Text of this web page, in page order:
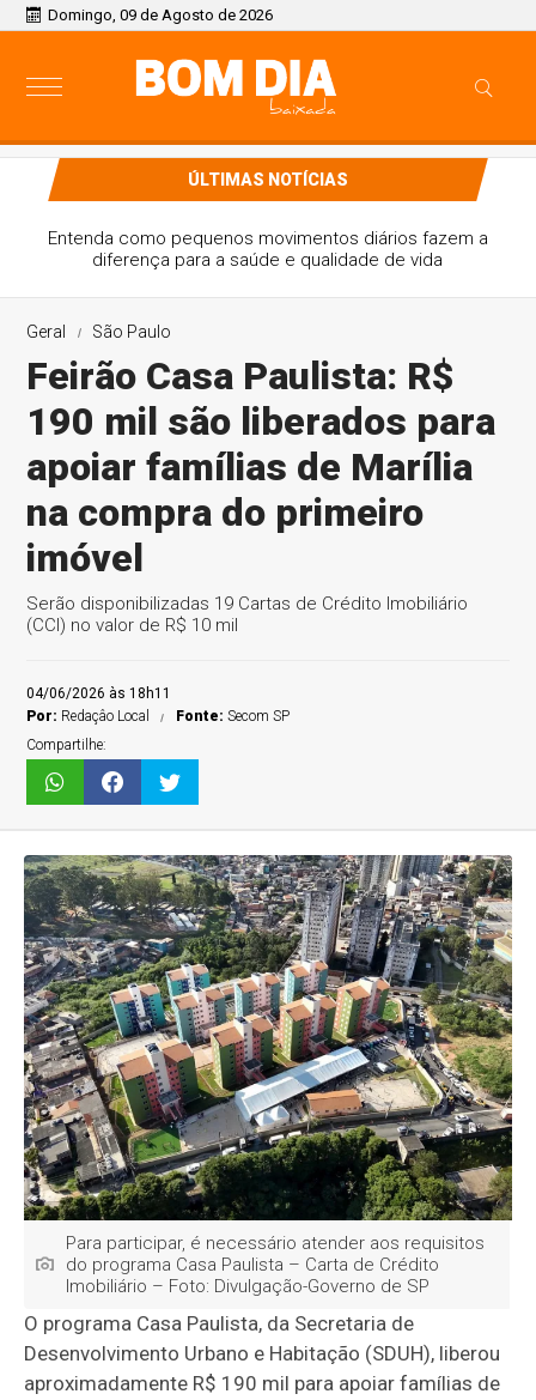
Domingo, 09 de Agosto de 2026
ÚLTIMAS NOTÍCIAS
Jovens negros do Rio e da Bahia recebem bolsa para
estudar no exterior
Geral São Paulo
Feirão Casa Paulista: R$
190 mil são liberados para
apoiar famílias de Marília
na compra do primeiro
imóvel
Serão disponibilizadas 19 Cartas de Crédito Imobiliário
(CCI) no valor de R$ 10 mil
04/06/2026 às 18h11
Por: Redaçâo Local Fonte:Secom SP
Compartilhe:
Para participar, é necessário atender aos requisitos
do programa Casa Paulista – Carta de Crédito
Imobiliário – Foto: Divulgação-Governo de SP
O programa Casa Paulista, da Secretaria de
Desenvolvimento Urbano e Habitação (SDUH), liberou
aproximadamente R$ 190 mil para apoiar famílias de